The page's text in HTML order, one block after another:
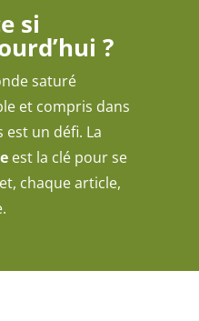
si
?
saturé
et compris dans
un défi. La
est la clé pour se
chaque article,